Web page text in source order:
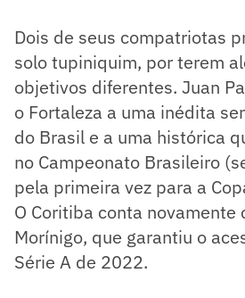
Dois de seus compatriotas
solo tupiniquim, por terem
objetivos diferentes. Juan
o Fortaleza a uma inédita
do Brasil e a uma histórica
no Campeonato Brasileiro
pela primeira vez para a
O Coritiba conta novamente
Morínigo, que garantiu o
Série A de 2022.